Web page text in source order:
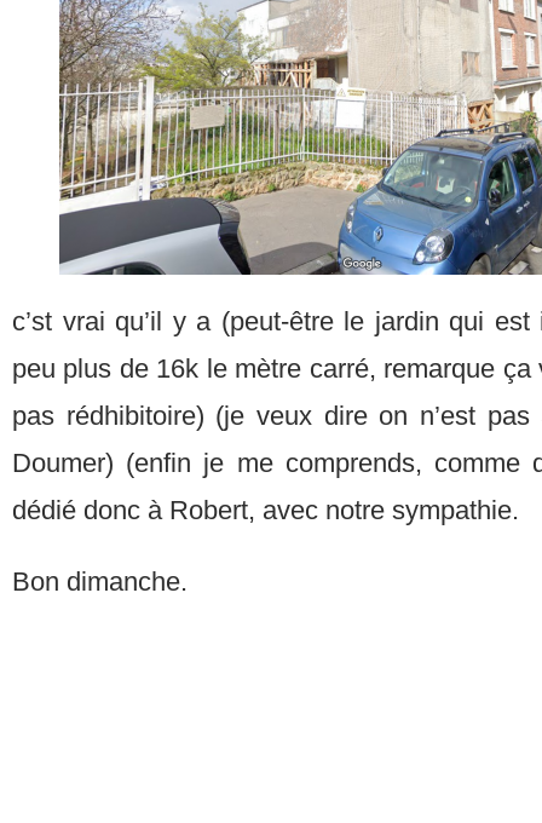
c’st vrai qu’il y a (peut-être le jardin qui
peu plus de 16k le mètre carré, remarque ça
pas rédhibitoire) (je veux dire on n’est
Doumer) (enfin je me comprends, comme
dédié donc à Robert, avec notre sympathie.
Bon dimanche.